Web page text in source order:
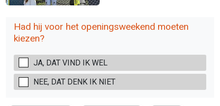
Had hij voor het openingsweekend moeten
kiezen?
JA, DAT VIND IK WEL
NEE, DAT DENK IK NIET